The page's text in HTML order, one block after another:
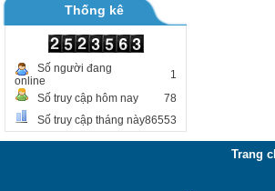
Thống kê
Số người đang
online
1
Số truy cập hôm nay
78
Số truy cập tháng này86553
Trang